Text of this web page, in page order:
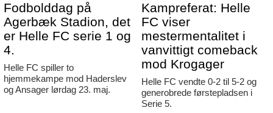
Fodbolddag på
Agerbæk Stadion, det
er Helle FC serie 1 og
4.
Helle FC spiller to
hjemmekampe mod Haderslev
og Ansager lørdag 23. maj.
Kampreferat: Helle
FC viser
mestermentalitet i
vanvittigt comeback
mod Krogager
Helle FC vendte 0-2 til 5-2 og
generobrede førstepladsen i
Serie 5.